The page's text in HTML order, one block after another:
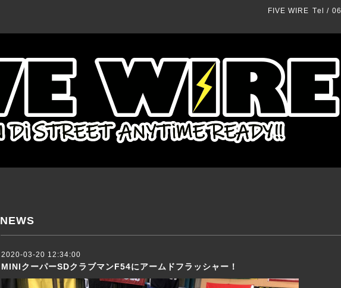
FIVE WIRE Tel /
NEWS
2020-03-20 12:34:00
MINIクーパーSDクラブマンF54にアームドフラッシャー！